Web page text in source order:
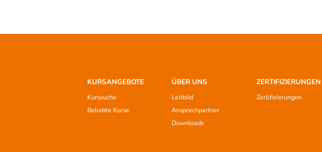
KURSANGEBOTE
Kurssuche
Beliebte Kurse
ÜBER UNS
Leitbild
Ansprechpartner
Downloads
ZERTIFIZIERUNGEN
Zertifizierungen